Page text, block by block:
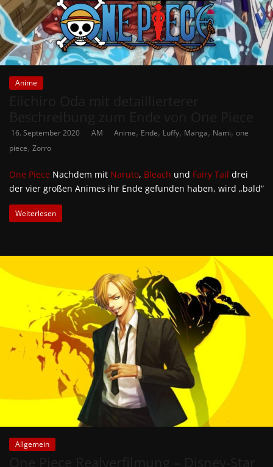
Anime
16. September 2020 AM Anime, Ende, Luffy, Manga, Nami, one
piece, Zorro
One Piece Nachdem mit Naruto, Bleach und Fairy Tail drei
der vier großen Animes ihr Ende gefunden haben, wird „bald“
Weiterlesen
Allgemein